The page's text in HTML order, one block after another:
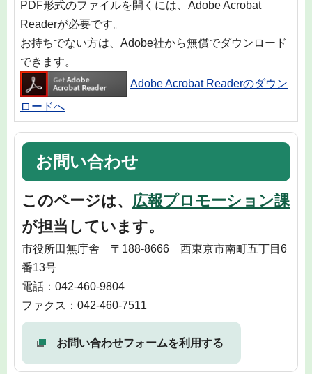
PDF形式のファイルを開くには、Adobe Acrobat
Readerが必要です。
お持ちでない方は、Adobe社から無償でダウンロード
できます。
Adobe Acrobat Readerのダウン
ロードへ
お問い合わせ
このページは、 広報プロモーション課
が担当しています。
市役所田無庁舎 〒188-8666 西東京市南町五丁目6
番13号
電話：042-460-9804
ファクス：042-460-7511
お問い合わせフォームを利用する